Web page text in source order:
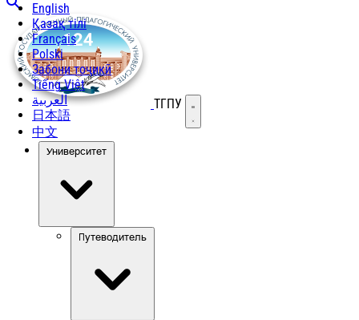
English
Қазақ тілі
Français
Polski
Забони тоҷикӣ
Tiếng Việt
العربية
日本語
中文
ТГПУ Открыть меню
Университет
Путеводитель